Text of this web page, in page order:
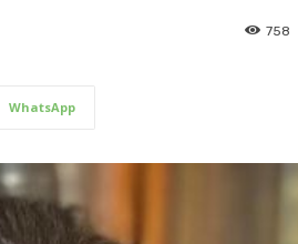
758
WhatsApp